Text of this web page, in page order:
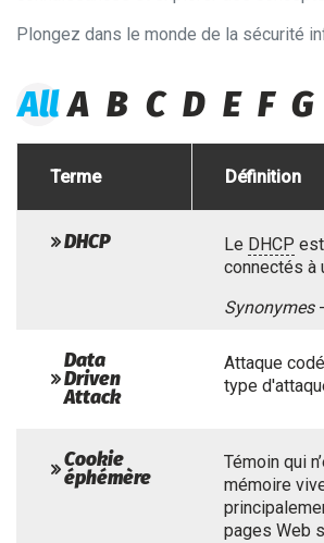
Plongez dans le monde de la sécurité
All A B C D E F G
Terme Définition
DHCP Le DHCP
connectés à
Synonymes-
Data
Driven
Attack
Attaque
type
Cookie
éphémère
Témoin qui
mémoire
pages Web